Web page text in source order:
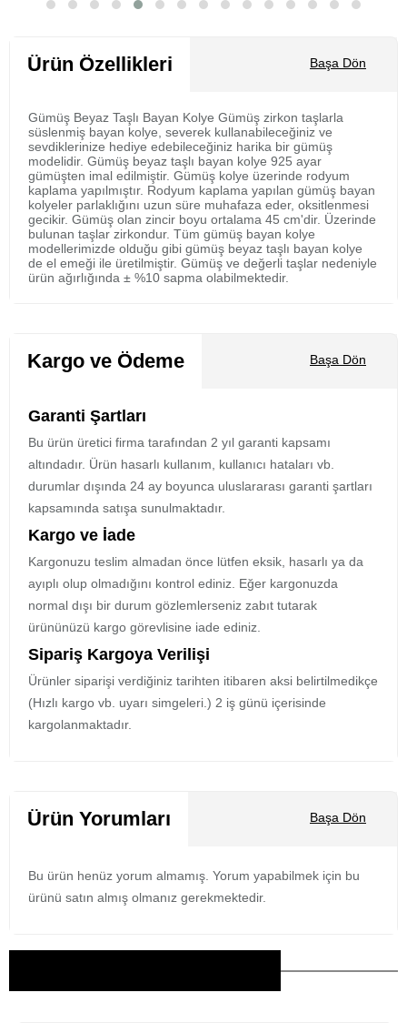
Ürün Özellikleri Başa Dön
Gümüş Beyaz Taşlı Bayan Kolye Gümüş zirkon taşlarla
süslenmiş bayan kolye, severek kullanabileceğiniz ve
sevdiklerinize hediye edebileceğiniz harika bir gümüş
modelidir. Gümüş beyaz taşlı bayan kolye 925 ayar
gümüşten imal edilmiştir. Gümüş kolye üzerinde rodyum
kaplama yapılmıştır. Rodyum kaplama yapılan gümüş bayan
kolyeler parlaklığını uzun süre muhafaza eder, oksitlenmesi
gecikir. Gümüş olan zincir boyu ortalama 45 cm'dir. Üzerinde
bulunan taşlar zirkondur. Tüm gümüş bayan kolye
modellerimizde olduğu gibi gümüş beyaz taşlı bayan kolye
de el emeği ile üretilmiştir. Gümüş ve değerli taşlar nedeniyle
ürün ağırlığında ± %10 sapma olabilmektedir.
Kargo ve Ödeme Başa Dön
Garanti Şartları
Bu ürün üretici firma tarafından 2 yıl garanti kapsamı
altındadır. Ürün hasarlı kullanım, kullanıcı hataları vb.
durumlar dışında 24 ay boyunca uluslararası garanti şartları
kapsamında satışa sunulmaktadır.
Kargo ve İade
Kargonuzu teslim almadan önce lütfen eksik, hasarlı ya da
ayıplı olup olmadığını kontrol ediniz. Eğer kargonuzda
normal dışı bir durum gözlemlerseniz zabıt tutarak
ürününüzü kargo görevlisine iade ediniz.
Sipariş Kargoya Verilişi
Ürünler siparişi verdiğiniz tarihten itibaren aksi belirtilmedikçe
(Hızlı kargo vb. uyarı simgeleri.) 2 iş günü içerisinde
kargolanmaktadır.
Ürün Yorumları Başa Dön
Bu ürün henüz yorum almamış. Yorum yapabilmek için bu
ürünü satın almış olmanız gerekmektedir.